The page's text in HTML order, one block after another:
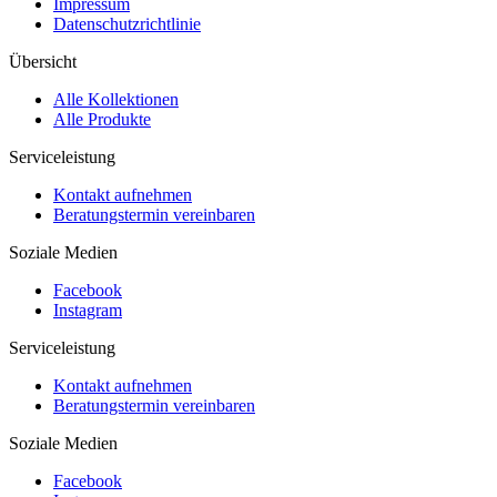
Datenschutzrichtlinie
Übersicht
Alle Kollektionen
Alle Produkte
Serviceleistung
Kontakt aufnehmen
Beratungstermin vereinbaren
Soziale Medien
Facebook
Instagram
Serviceleistung
Kontakt aufnehmen
Beratungstermin vereinbaren
Soziale Medien
Facebook